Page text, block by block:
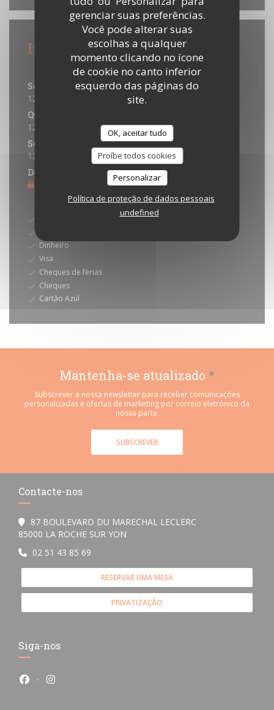
gerenciar suas preferências.
Você pode alterar suas
escolhas a qualquer
momento clicando no ícone
de cookie no canto inferior
esquerdo das páginas do
site.
OK, aceitar tudo
Proíbe todos cookies
Personalizar
Política de proteção de dados pessoais
undefined
Informações gerais
Horário de abertura
Seg
12:00 - 14:00
19:00 - 20:30
Quinta-feira
12:00 - 14:00
19:00 - 20:45
Sex
12:00 - 14:00
19:00 - 21:00
Domingo
Métodos de pagamento
Dinheiro
Visa
Cheques de férias
Cheques
Cartão Azul
Mantenha-se atualizado *
Subscrever a nossa newsletter para receber comunicações
personalizadas e ofertas de marketing por correio eletrónico da
nossa parte.
SUBSCREVER
Contacte-nos
87 BOULEVARD DU MARECHAL LECLERC
85000 LA ROCHE SUR YON
02 51 43 85 69
RESERVAR UMA MESA
PRIVATIZAÇÃO
Siga-nos
Facebook ((abre numa nova janela))
Instagram ((abre numa nova janela))